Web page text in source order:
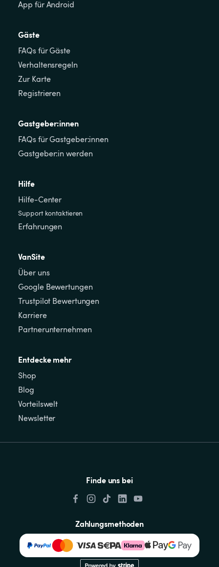
App für Android
Gäste
FAQs für Gäste
Verhaltensregeln
Zur Karte
Registrieren
Gastgeber:innen
FAQs für Gastgeber:innen
Gastgeber:in werden
Hilfe
Hilfe-Center
Support kontaktieren
Erfahrungen
VanSite
Über uns
Google Bewertungen
Trustpilot Bewertungen
Karriere
Partnerunternehmen
Entdecke mehr
Shop
Blog
Vorteilswelt
Newsletter
Finde uns bei
Zahlungsmethoden